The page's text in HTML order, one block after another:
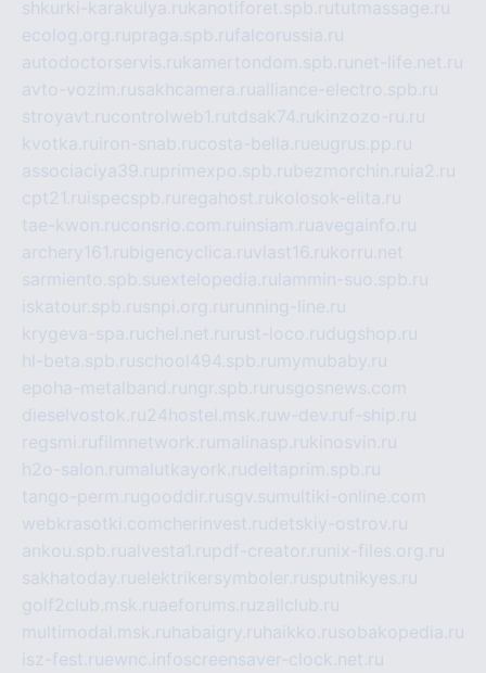
shkurki-karakulya.rukanotiforet.spb.rututmassage.ru
ecolog.org.rupraga.spb.rufalcorussia.ru
autodoctorservis.rukamertondom.spb.ru net-life.net.ru
avto-vozim.rusakhcamera.rualliance-electro.spb.ru
stroyavt.rucontrolweb1.rutdsak74.rukinzozo-ru.ru
kvotka.ru iron-snab.rucosta-bella.rueugrus.pp.ru
associaciya39.ruprimexpo.spb.rubezmorchin.ru ia2.ru
cpt21.ru ispecspb.ru regahost.rukolosok-elita.ru
tae-kwon.ruconsrio.com.ru insiam.ruavegainfo.ru
archery161.rubigencyclica.ruvlast16.rukorru.net
sarmiento.spb.suextelopedia.ru lammin-suo.spb.ru
iskatour.spb.rusnpi.org.ru running-line.ru
krygeva-spa.ruchel.net.ru rust-loco.rudugshop.ru
hl-beta.spb.ruschool494.spb.ru mymubaby.ru
epoha-metalband.ru ngr.spb.ru rusgosnews.com
dieselvostok.ru24hostel.msk.ruw-dev.ruf-ship.ru
regsmi.rufilmnetwork.ru malinasp.rukinosvin.ru
h2o-salon.ru malutkayork.rudeltaprim.spb.ru
tango-perm.rugooddir.rusgv.su multiki-online.com
webkrasotki.comcherinvest.rudetskiy-ostrov.ru
ankou.spb.rualvesta1.rupdf-creator.ru nix-files.org.ru
sakhatoday.ruelektrikersymboler.rusputnikyes.ru
golf2club.msk.ruaeforums.ruzallclub.ru
multimodal.msk.ru habaigry.ru haikko.rusobakopedia.ru
isz-fest.ruewnc.infoscreensaver-clock.net.ru